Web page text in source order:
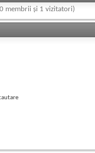
membrii și 1 vizitatori)